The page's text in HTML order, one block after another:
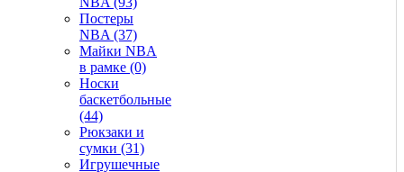
Постеры
NBA (37)
Майки NBA
в рамке (0)
Носки
баскетбольные
(44)
Рюкзаки и
сумки (31)
Игрушечные